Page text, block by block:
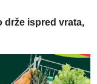
drže ispred vrata,